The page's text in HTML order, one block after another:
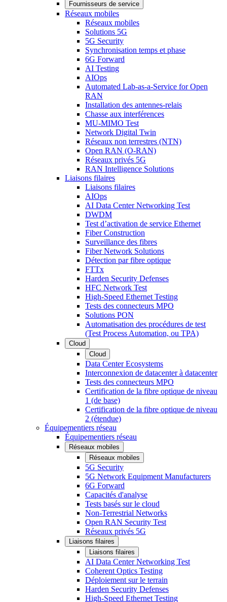
Fournisseurs de service
Réseaux mobiles
Réseaux mobiles
Solutions 5G
5G Security
Synchronisation temps et phase
6G Forward
AI Testing
AIOps
Automated Lab-as-a-Service for Open
RAN
Installation des antennes-relais
Chasse aux interférences
MU-MIMO Test
Network Digital Twin
Réseaux non terrestres (NTN)
Open RAN (O-RAN)
Réseaux privés 5G
RAN Intelligence Solutions
Liaisons filaires
Liaisons filaires
AIOps
AI Data Center Networking Test
DWDM
Test d’activation de service Ethernet
Fiber Construction
Surveillance des fibres
Fiber Network Solutions
Détection par fibre optique
FTTx
Harden Security Defenses
HFC Network Test
High-Speed Ethernet Testing
Tests des connecteurs MPO
Solutions PON
Automatisation des procédures de test
(Test Process Automation, ou TPA)
Cloud
Cloud
Data Center Ecosystems
Interconnexion de datacenter à datacenter
Tests des connecteurs MPO
Certification de la fibre optique de niveau
1 (de base)
Certification de la fibre optique de niveau
2 (étendue)
Équipementiers réseau
Équipementiers réseau
Réseaux mobiles
Réseaux mobiles
5G Security
5G Network Equipment Manufacturers
6G Forward
Capacités d'analyse
Tests basés sur le cloud
Non-Terrestrial Networks
Open RAN Security Test
Réseaux privés 5G
Liaisons filaires
Liaisons filaires
AI Data Center Networking Test
Coherent Optics Testing
Déploiement sur le terrain
Harden Security Defenses
High-Speed Ethernet Testing